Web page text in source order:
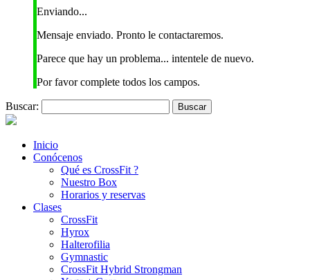
Enviando...
Mensaje enviado. Pronto le contactaremos.
Parece que hay un problema... intentele de nuevo.
Por favor complete todos los campos.
Buscar:
Inicio
Conócenos
Qué es CrossFit ?
Nuestro Box
Horarios y reservas
Clases
CrossFit
Hyrox
Halterofilia
Gymnastic
CrossFit Hybrid Strongman